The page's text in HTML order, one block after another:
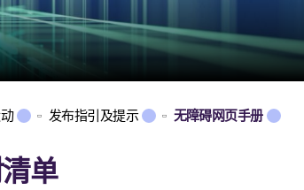
发布指引及提示 无障碍网页手册
单